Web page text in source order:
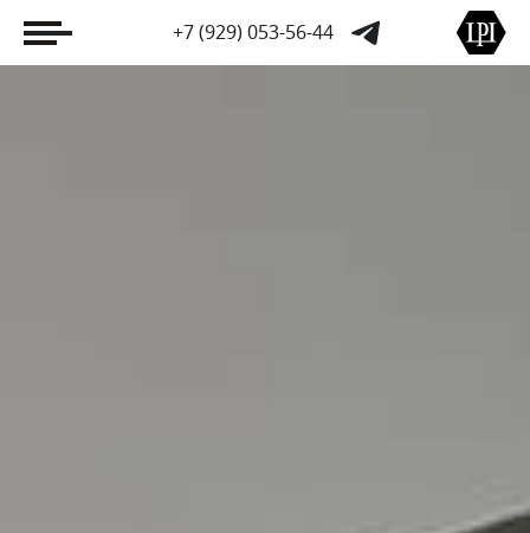
+7 (929) 053-56-44